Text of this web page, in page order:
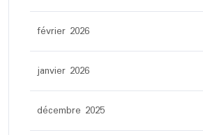
février 2026
janvier 2026
décembre 2025